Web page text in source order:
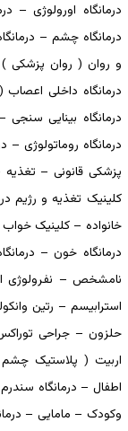
درمانگاه چشم –
و روان ( روان پزشکی
درمانگاه داخلی
درمانگاه بینایی سنجی
درمانگاه روماتولوژی
پزشکی قانونی – تغذیه
کلینیک تغذیه و رژیم
خانواده – کلینیک
درمانگاه خون –
نامشخص – نفرولوژی
استرابیسم – رتین
حلزون – جراحی
اربیت ( پلاستیک چشم
اطفال – درمانگاه
وکودک – مامایی –